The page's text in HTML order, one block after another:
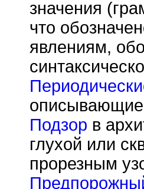
значения
что
явлениям,
описывающие
Подзор в
глухой или
прорезным